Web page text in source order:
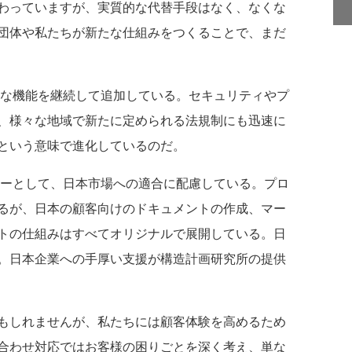
っていますが、実質的な代替手段はなく、なくな
体や私たちが新たな仕組みをつくることで、まだ
能を継続して追加している。セキュリティやプ
様々な地域で新たに定められる法規制にも迅速に
う意味で進化しているのだ。
して、日本市場への適合に配慮している。プロ
が、日本の顧客向けのドキュメントの作成、マー
の仕組みはすべてオリジナルで展開している。日
日本企業への手厚い支援が構造計画研究所の提供
れませんが、私たちには顧客体験を高めるため
わせ対応ではお客様の困りごとを深く考え、単な